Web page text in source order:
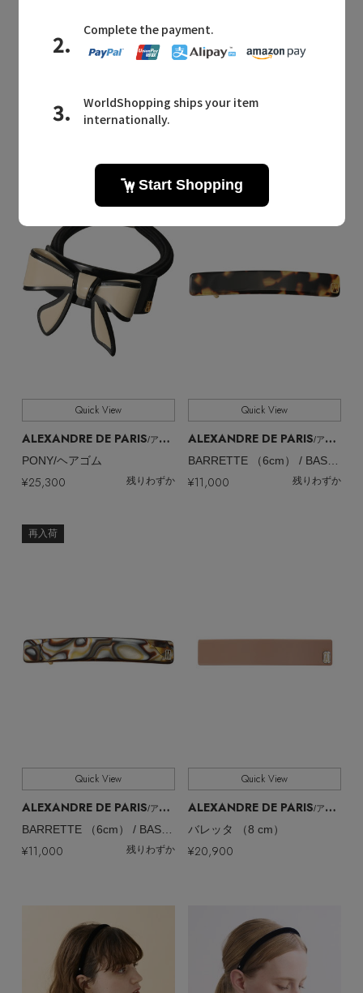
¥12,100 残りわずか ¥12,100
Quick View
ALEXANDRE DE PARIS/アレクサンドル ドゥ パリ
PONY/ヘアゴム
¥25,300 残りわずか
定番
Quick View
ALEXANDRE DE PARIS/アレクサンドル ドゥ パリ
BARRETTE （6cm） / BASIC CLASSIQUES/バレッタ
¥11,000 残りわずか
再入荷
Quick View
ALEXANDRE DE PARIS/アレクサンドル ドゥ パリ
BARRETTE （6cm） / BASIC CLASSIQUES/バレッタ
¥11,000 残りわずか
Quick View
ALEXANDRE DE PARIS/アレクサンドル ドゥ パリ
バレッタ （8 cm）
¥20,900